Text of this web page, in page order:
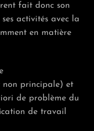
fait donc son
activités avec la
en matière
non principale) et
de problème du
de travail